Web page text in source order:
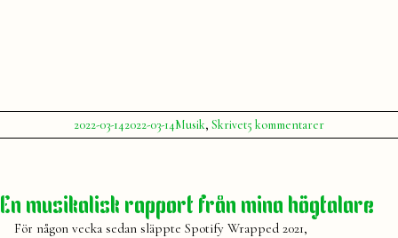
Publicerat
av
Julia
2022-03-142022-03-14Publicerat
i
Musik, SkrivetEtiketter:
skrivet,
5 kommentarertill
Från
hummande
En musikalisk rapport från mina högtalare
För någon vecka sedan släppte Spotify Wrapped 2021,